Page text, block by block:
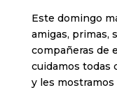
Este domingo
amigas, primas,
compañeras de
cuidamos todas
y les